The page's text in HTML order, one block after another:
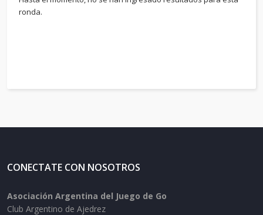
ronda.
CONECTATE CON NOSOTROS
Asociación Argentina del Juego de Go
Club Argentino de Ajedrez